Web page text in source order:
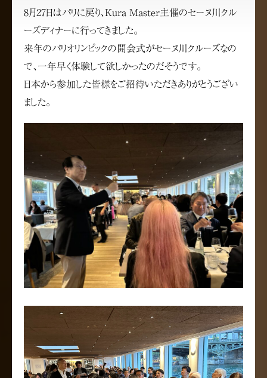
8月27日はパリに戻り、Kura Master主催のセーヌ川クル
ーズディナーに行ってきました。
来年のパリオリンピックの開会式がセーヌ川クルーズなの
で、一年早く体験して欲しかったのだそうです。
日本から参加した皆様をご招待いただきありがとうござい
ました。